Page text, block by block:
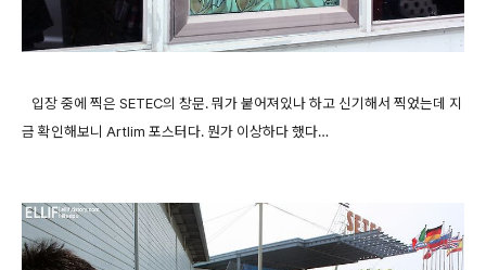
입장 중에 찍은 SETEC의 창문. 뭐가 붙어져있나 하고 신기해서 찍었는데 지
금 확인해보니 Artlim 포스터다. 뭔가 이상하다 했다…